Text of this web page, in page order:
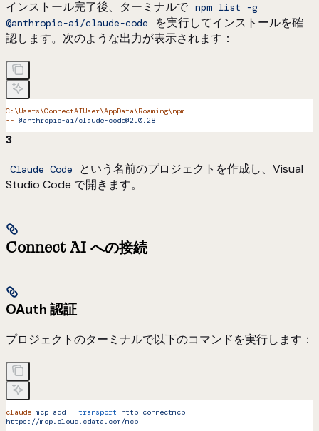
インストール完了後、ターミナルで npm list -g
@anthropic-ai/claude-code
を実行してインストールを確
認します。次のような出力が表示されます：
C:\Users\ConnectAIUser\AppData\Roaming\npm
-- @anthropic-ai/claude-code@2.0.28
3
Claude Code
という名前のプロジェクトを作成し、Visual
Studio Code で開きます。
Connect AI への接続
OAuth 認証
プロジェクトのターミナルで以下のコマンドを実行します：
claude mcp add --transport http connectmcp
https://mcp.cloud.cdata.com/mcp